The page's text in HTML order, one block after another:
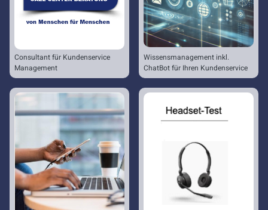
Consultant für Kundenservice
Management
Wissensmanagement inkl.
ChatBot für Ihren Kundenservice